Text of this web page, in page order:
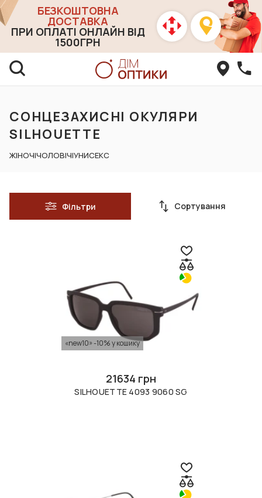
БЕЗКОШТОВНА
ДОСТАВКА
ПРИ ОПЛАТІ ОНЛАЙН ВІД
1500ГРН
СОНЦЕЗАХИСНІ ОКУЛЯРИ
SILHOUETTE
ЖІНОЧІЧОЛОВІЧІУНИСЕКС
Фільтри Сортування
«new10» -10% у кошику
21634 грн
SILHOUETTE 4093 9060 SG